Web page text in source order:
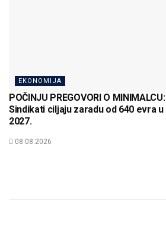
EKONOMIJA
POČINJU PREGOVORI O MINIMALCU:
Sindikati ciljaju zaradu od 640 evra u
2027.
08.08.2026